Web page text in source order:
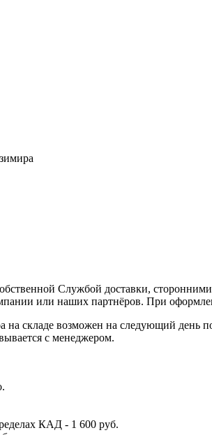
Службой доставки,
или наших партнёров. При
складе возможен на следующий день
с менеджером.
КАД - 1 600 руб.